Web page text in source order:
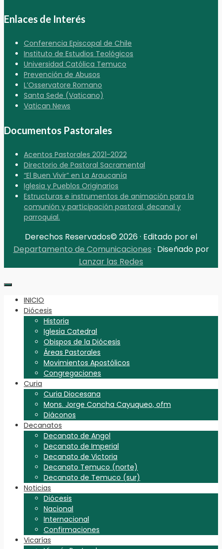
Enlaces de Interés
Conferencia Episcopal de Chile
Instituto de Estudios Teológicos
Universidad Católica Temuco
Prevención de Abusos
L’Osservatore Romano
Santa Sede (Vaticano)
Vatican News
Documentos Pastorales
Acentos Pastorales 2021-2022
Directorio de Pastoral Sacramental
“El Buen Vivir” en La Araucanía
Iglesia y Pueblos Originarios
Estructuras e instrumentos de animación para la
comunión y participación pastoral, decanal y
parroquial.
Derechos Reservados© 2026 · Editado por el
Departamento de Comunicaciones · Diseñado por
Lanzar las Redes
INICIO
Diócesis
Historia
Iglesia Catedral
Obispos de la Diócesis
Áreas Pastorales
Movimientos Apostólicos
Congregaciones
Curia
Curia Diocesana
Mons. Jorge Concha Cayuqueo, ofm
Diáconos
Decanatos
Decanato de Angol
Decanato de Imperial
Decanato de Victoria
Decanato Temuco (norte)
Decanato de Temuco (sur)
Noticias
Diócesis
Nacional
Internacional
Confirmaciones
Vicarías